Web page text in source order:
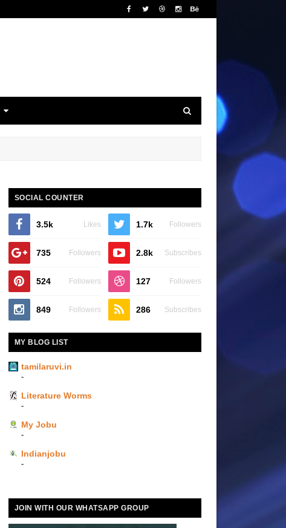
SOCIAL COUNTER
3.5k Likes 1.7k Followers
735 Followers 2.8k Subscribes
524 Followers 127 Followers
849 Followers 286 Subscribes
MY BLOG LIST
tamilaruvi.in
-
Literature Worms
-
My Jobu
-
Indianjobu
-
JOIN WITH OUR WHATSAPP GROUP